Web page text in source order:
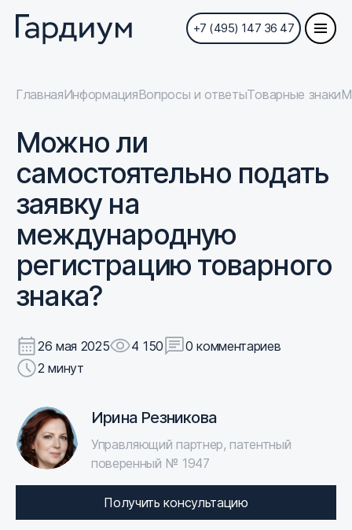
+7 (495) 147 36 47
ГлавнаяИнформацияВопросы и ответыТоварные знаки
Можно ли
самостоятельно подать
заявку на
международную
регистрацию товарного
знака?
26 мая 2025 4 150
0 комментариев
2 минут
Ирина Резникова
Управляющий партнер, патентный
поверенный № 1947
Получить консультацию